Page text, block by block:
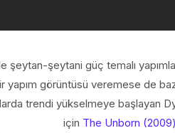
şeytan-şeytani güç temalı
yapım görüntüsü veremese de
trendi yükselmeye başlayan
için The Unborn (2009)